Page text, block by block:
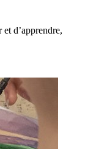
d’apprendre,